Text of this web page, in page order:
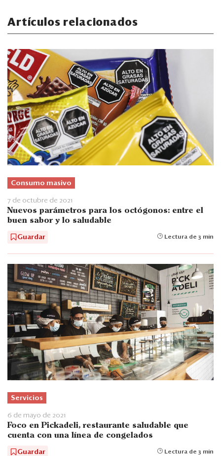
Artículos relacionados
Consumo masivo
7 de octubre de 2021
Nuevos parámetros para los octógonos: entre el
buen sabor y lo saludable
Guardar Lectura de 3 min
Servicios
6 de mayo de 2021
Foco en Pickadeli, restaurante saludable que
cuenta con una línea de congelados
Guardar Lectura de 3 min